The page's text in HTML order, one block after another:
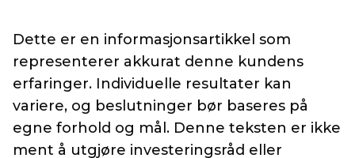
Dette er en informasjonsartikkel som
representerer akkurat denne kundens
erfaringer. Individuelle resultater kan
variere, og beslutninger bør baseres på
egne forhold og mål. Denne teksten er ikke
ment å utgjøre investeringsråd eller